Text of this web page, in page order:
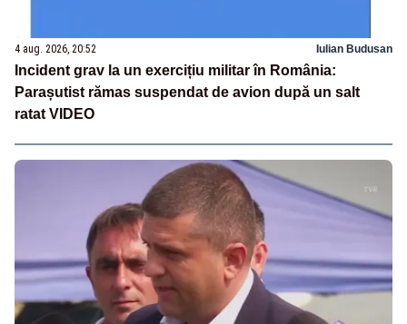
4 aug. 2026, 20:52 Iulian Budusan
Incident grav la un exercițiu militar în România:
Parașutist rămas suspendat de avion după un salt
ratat VIDEO